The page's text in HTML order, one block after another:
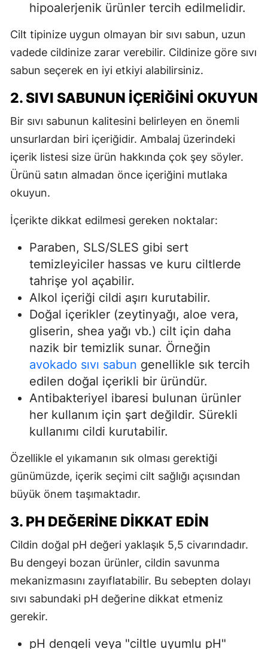
hipoalerjenik ürünler tercih edilmelidir.
Cilt tipinize uygun olmayan bir sıvı sabun, uzun
vadede cildinize zarar verebilir. Cildinize göre sıvı
sabun seçerek en iyi etkiyi alabilirsiniz.
2. SIVI SABUNUN İÇERIĞINI OKUYUN
Bir sıvı sabunun kalitesini belirleyen en önemli
unsurlardan biri içeriğidir. Ambalaj üzerindeki
içerik listesi size ürün hakkında çok şey söyler.
Ürünü satın almadan önce içeriğini mutlaka
okuyun.
İçerikte dikkat edilmesi gereken noktalar:
Paraben, SLS/SLES gibi sert
temizleyiciler hassas ve kuru ciltlerde
tahrişe yol açabilir.
Alkol içeriği cildi aşırı kurutabilir.
Doğal içerikler (zeytinyağı, aloe vera,
gliserin, shea yağı vb.) cilt için daha
nazik bir temizlik sunar. Örneğin
avokado sıvı sabun genellikle sık tercih
edilen doğal içerikli bir üründür.
Antibakteriyel ibaresi bulunan ürünler
her kullanım için şart değildir. Sürekli
kullanımı cildi kurutabilir.
Özellikle el yıkamanın sık olması gerektiği
günümüzde, içerik seçimi cilt sağlığı açısından
büyük önem taşımaktadır.
3. PH DEĞERINE DIKKAT EDIN
Cildin doğal pH değeri yaklaşık 5,5 civarındadır.
Bu dengeyi bozan ürünler, cildin savunma
mekanizmasını zayıflatabilir. Bu sebepten dolayı
sıvı sabundaki pH değerine dikkat etmeniz
gerekir.
pH dengeli veya "ciltle uyumlu pH"